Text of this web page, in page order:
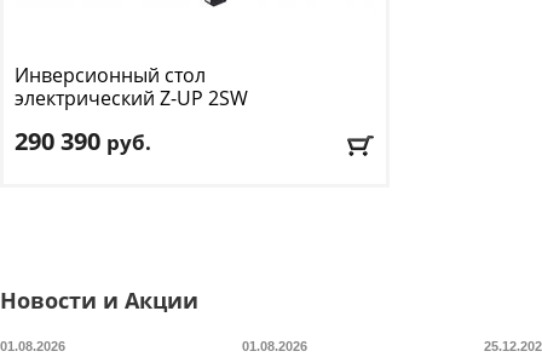
Инверсионный стол
электрический Z-UP 2SW
290 390 руб.
Новости и Акции
01.08.2026 01.08.2026